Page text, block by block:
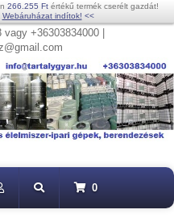
266.255 Ft értékű termék cserélt gazdát!
Webáruházat indítok! <<
+36303834000 |
0